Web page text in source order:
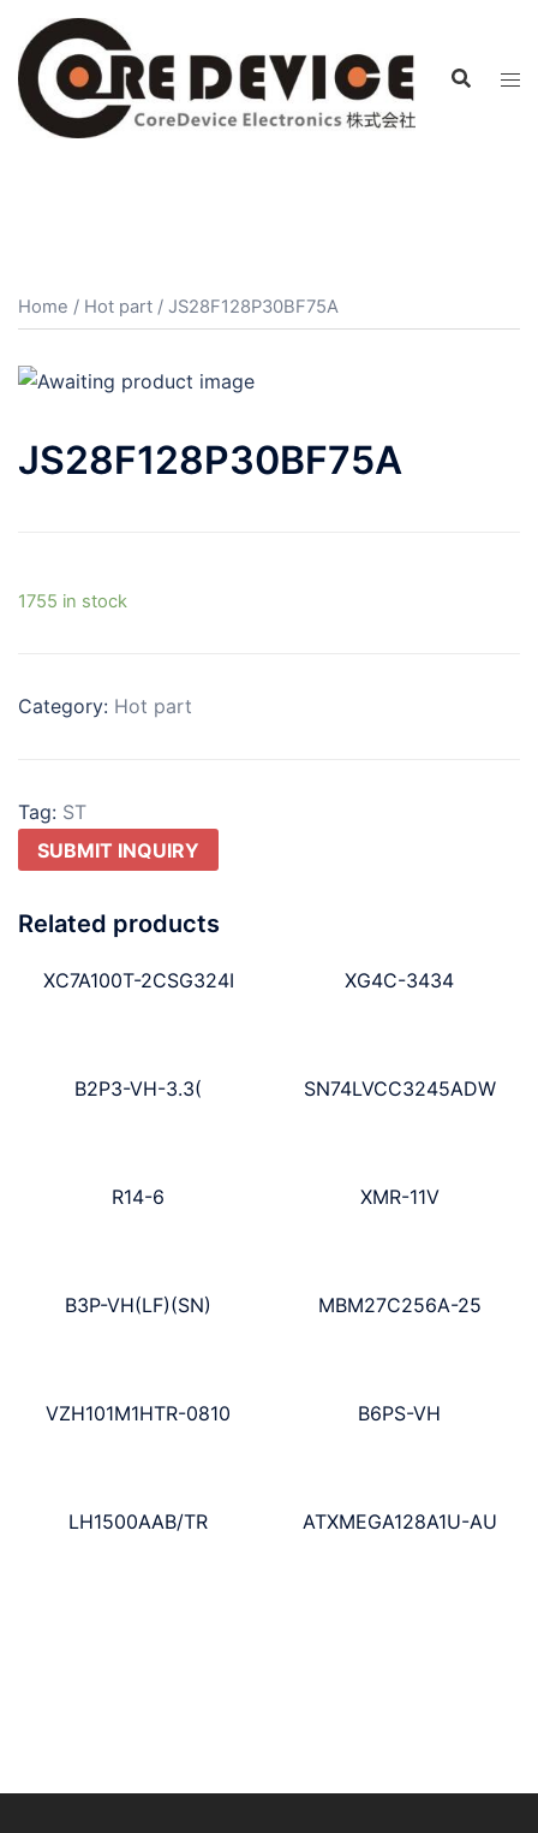
Home / Hot part / JS28F128P30BF75A
JS28F128P30BF75A
1755 in stock
Category: Hot part
Tag: ST
SUBMIT INQUIRY
Related products
XC7A100T-2CSG324I XG4C-3434
B2P3-VH-3.3( SN74LVCC3245ADW
R14-6 XMR-11V
B3P-VH(LF)(SN) MBM27C256A-25
VZH101M1HTR-0810 B6PS-VH
LH1500AAB/TR ATXMEGA128A1U-AU